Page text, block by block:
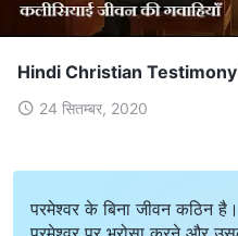
Hindi Christian Testimony
24 सितम्बर, 2020
परमेश्वर के बिना जीवन कठिन